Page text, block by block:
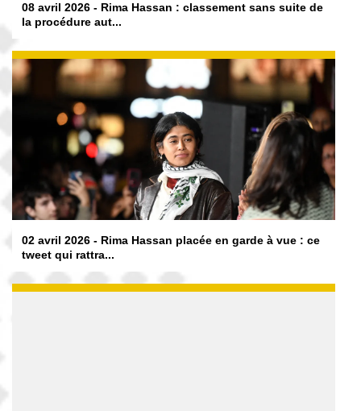
08 avril 2026 - Rima Hassan : classement sans suite de
la procédure aut...
02 avril 2026 - Rima Hassan placée en garde à vue : ce
tweet qui rattra...